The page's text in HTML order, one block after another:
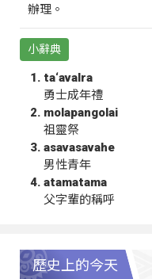
辦理。
小辭典
ta‘avalra
勇士成年禮
molapangolai
祖靈祭
asavasavahe
男性青年
atamatama
父字輩的稱呼
歷史上的今天